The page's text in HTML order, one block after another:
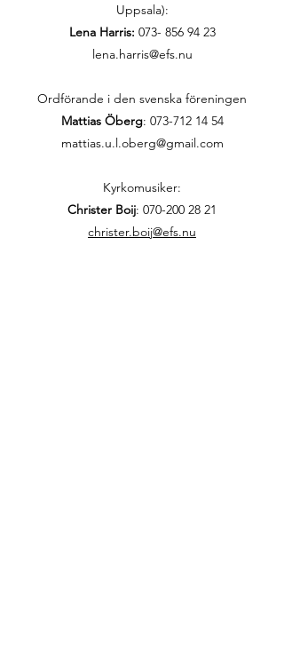
Uppsala):
Lena Harris: 073- 856 94 23
lena.harris@efs.nu
Ordförande i den svenska föreningen
Mattias Öberg: 073-712 14 54
mattias.u.l.oberg@gmail.com
Kyrkomusiker:
Christer Boij: 070-200 28 21
christer.boij@efs.nu